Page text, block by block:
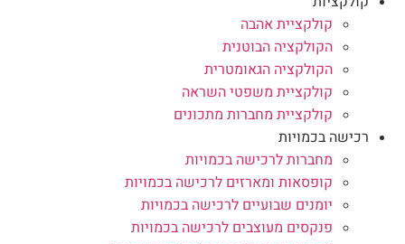
קולקציית אהבה
הקולקציה הבוטנית
הקולקציה הגאומטרית
קולקציית משפטי השראה
קולקציית מחברות מתכונים
רכישה בכמויות
מחברות לרכישה בכמויות
קופסאות ומארזים לרכישה בכמויות
יומנים שבועיים לרכישה בכמויות
פנקסים מעוצבים לרכישה בכמויות